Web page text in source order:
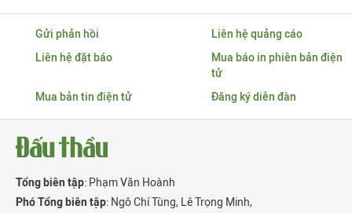
Gửi phản hồi
Liên hệ quảng cáo
Liên hệ đặt báo
Mua báo in phiên bản điện
tử
Mua bản tin điện tử
Đăng ký diễn đàn
Tổng biên tập: Phạm Văn Hoành
Phó Tổng biên tập: Ngô Chí Tùng, Lê Trọng Minh,